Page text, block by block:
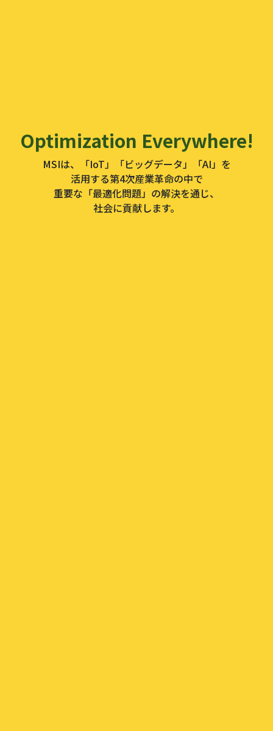
Optimization Everywhere!
MSIは、「IoT」「ビッグデータ」「AI」を
活用する第4次産業革命の中で
重要な「最適化問題」の解決を通じ、
社会に貢献します。